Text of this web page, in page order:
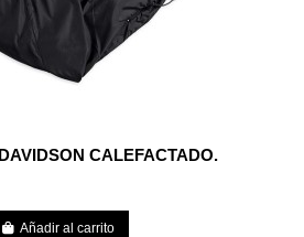
CALEFACTADO.
Añadir al carrito